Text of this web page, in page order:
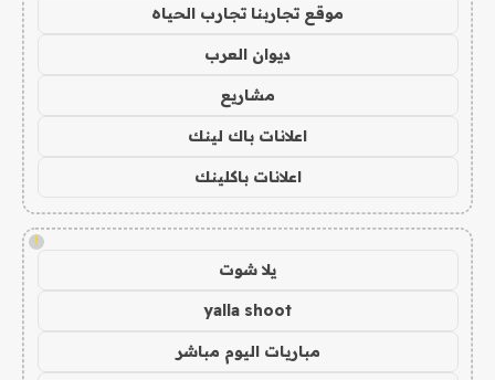
موقع تجاربنا تجارب الحياه
ديوان العرب
مشاريع
اعلانات باك لينك
اعلانات باكلينك
!
يلا شوت
yalla shoot
مباريات اليوم مباشر